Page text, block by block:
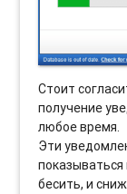
Стоит
получение
любое время.
Эти
бесить, и